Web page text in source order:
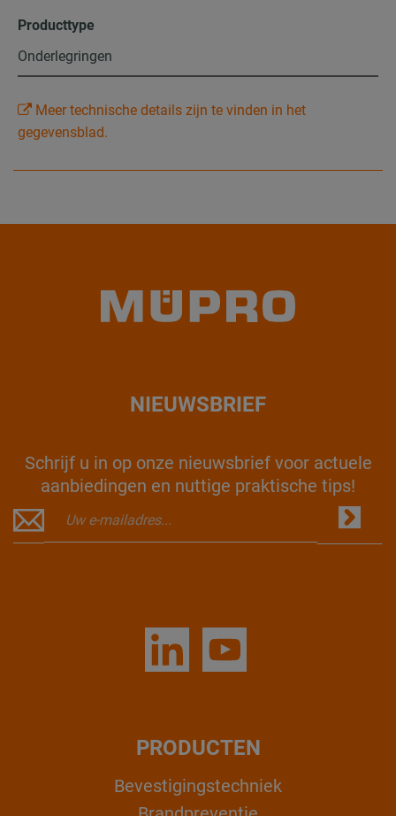
Producttype
Onderlegringen
Meer technische details zijn te vinden in het
gegevensblad.
NIEUWSBRIEF
Schrijf u in op onze nieuwsbrief voor actuele
aanbiedingen en nuttige praktische tips!
PRODUCTEN
Bevestigingstechniek